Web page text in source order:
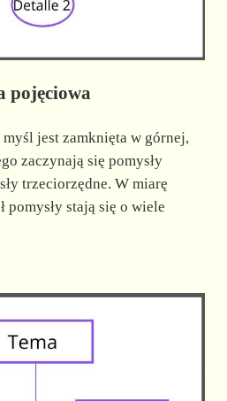
pojęciowa
myśl jest zamknięta w górnej,
zaczynają się pomysły
trzeciorzędne. W miarę
pomysły stają się o wiele